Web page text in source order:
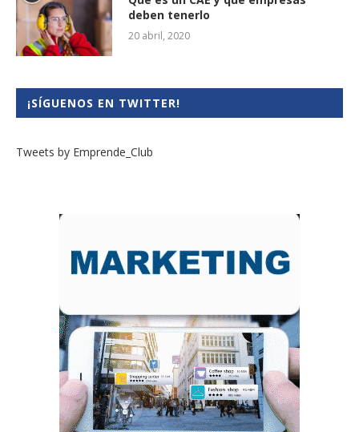
deben tenerlo
20 abril, 2020
¡SÍGUENOS EN TWITTER!
Tweets by Emprende_Club